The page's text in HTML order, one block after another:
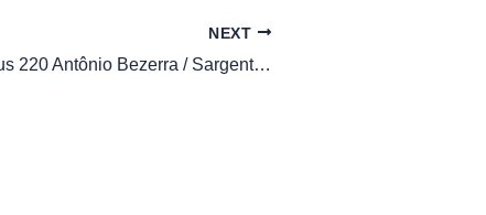
NEXT
Horário de Ônibus 220 Antônio Bezerra / Sargento Hermínio / Centro